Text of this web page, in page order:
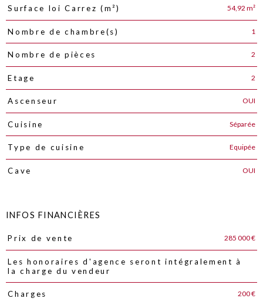
Surface loi Carrez (m²) 54,92 m²
Nombre de chambre(s) 1
Nombre de pièces 2
Etage 2
Ascenseur OUI
Cuisine Séparée
Type de cuisine Equipée
Cave OUI
INFOS FINANCIÈRES
Caractéristiques Valeurs
Prix de vente 285 000 €
Les honoraires d'agence seront intégralement à
la charge du vendeur
Charges 200 €